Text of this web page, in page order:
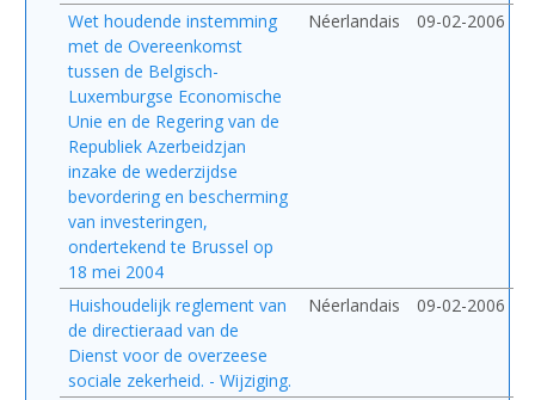
Wet houdende instemming
met de Overeenkomst
tussen de Belgisch-
Luxemburgse Economische
Unie en de Regering van de
Republiek Azerbeidzjan
inzake de wederzijdse
bevordering en bescherming
van investeringen,
ondertekend te Brussel op
18 mei 2004
Néerlandais 09-02-2006
Huishoudelijk reglement van
de directieraad van de
Dienst voor de overzeese
sociale zekerheid. - Wijziging.
Néerlandais 09-02-2006